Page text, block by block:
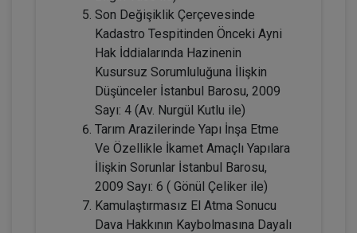
Çocuk Hukuku - IV. Medeni Hukuk
Kongresi - V. Oturum
360 TL Sepete Ekle
Tüketici Hukuku Enstitüsü
Son Değişiklik Çerçevesinde
Kadastro Tespitinden Önceki Ayni
Hak İddialarında Hazinenin
Kusursuz Sorumluluğuna İlişkin
Düşünceler İstanbul Barosu, 2009
Sayı: 4 (Av. Nurgül Kutlu ile)
Tarım Arazilerinde Yapı İnşa Etme
Ve Özellikle İkamet Amaçlı Yapılara
İlişkin Sorunlar İstanbul Barosu,
2009 Sayı: 6 ( Gönül Çeliker ile)
Kamulaştırmasız El Atma Sonucu
Dava Hakkının Kaybolmasına Dayalı